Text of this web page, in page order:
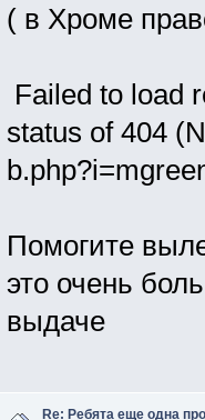
( в Хроме
Failed to load
status of 404
Помогите
это очень
выдаче
Re: Ребята еще одна